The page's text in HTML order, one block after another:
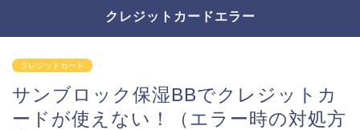
クレジットカードエラー
クレジットカード
サンブロック保湿BBでクレジットカ
ードが使えない！（エラー時の対処方